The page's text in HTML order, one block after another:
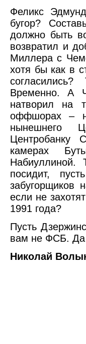
Феликс
бугор?
должно быть
возвратил и
Миллера с
хотя бы как в
Временно. А
натворил на
оффшорах –
нынешнего
камерах
Набиуллиной.
посидит,
забугорщиков
если не
1991 года?
Пусть
вам не ФСБ. Да
Николай